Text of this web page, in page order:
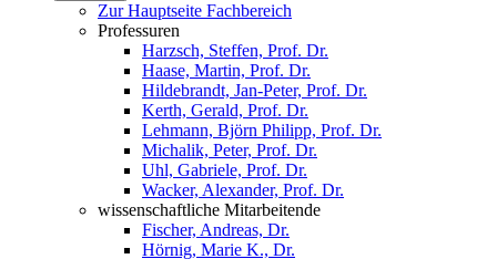
Zur Hauptseite Fachbereich
Professuren
Harzsch, Steffen, Prof. Dr.
Haase, Martin, Prof. Dr.
Hildebrandt, Jan-Peter, Prof. Dr.
Kerth, Gerald, Prof. Dr.
Lehmann, Björn Philipp, Prof. Dr.
Michalik, Peter, Prof. Dr.
Uhl, Gabriele, Prof. Dr.
Wacker, Alexander, Prof. Dr.
wissenschaftliche Mitarbeitende
Fischer, Andreas, Dr.
Hörnig, Marie K., Dr.